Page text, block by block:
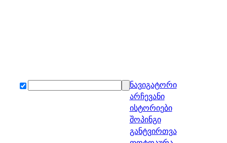
ნავიგატორი
არჩევანი
ისტორიები
შოპინგი
განტვირთვა